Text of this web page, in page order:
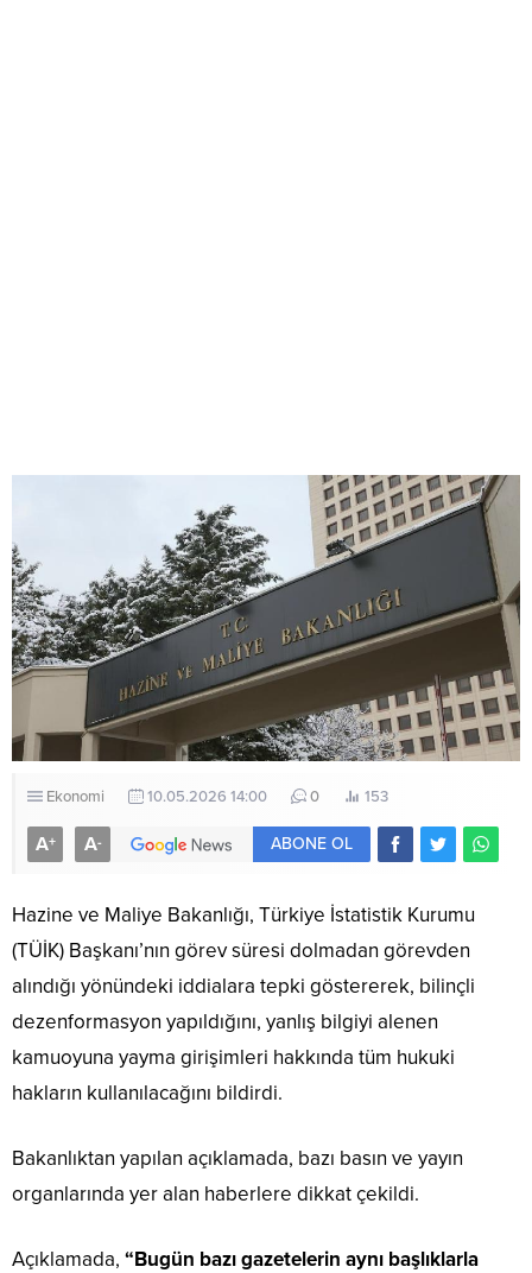
Ekonomi 10.05.2026 14:00 0 153
A+ A- ABONE OL
Hazine ve Maliye Bakanlığı, Türkiye İstatistik Kurumu
(TÜİK) Başkanı’nın görev süresi dolmadan görevden
alındığı yönündeki iddialara tepki göstererek, bilinçli
dezenformasyon yapıldığını, yanlış bilgiyi alenen
kamuoyuna yayma girişimleri hakkında tüm hukuki
hakların kullanılacağını bildirdi.
Bakanlıktan yapılan açıklamada, bazı basın ve yayın
organlarında yer alan haberlere dikkat çekildi.
Açıklamada, “Bugün bazı gazetelerin aynı başlıklarla